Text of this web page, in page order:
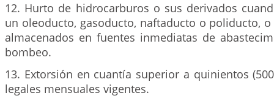
12. Hurto de hidrocarburos o sus derivados
un oleoducto, gasoducto, naftaducto o poliducto,
almacenados en fuentes inmediatas de
bombeo.
13. Extorsión en cuantía superior a quinientos
legales mensuales vigentes.